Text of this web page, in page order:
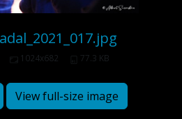
1024x682 77.3 KB
View full-size image